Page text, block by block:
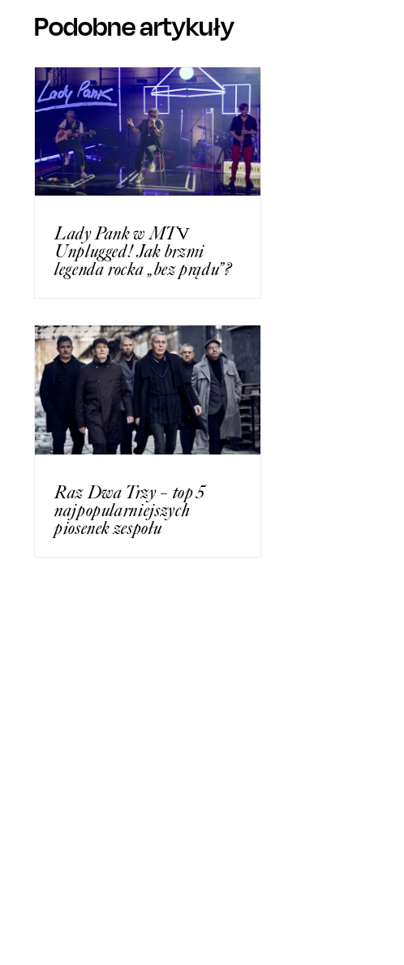
Podobne artykuły
Lady Pank w MTV
Unplugged! Jak brzmi
legenda rocka „bez prądu”?
Raz Dwa Trzy – top 5
najpopularniejszych
piosenek zespołu